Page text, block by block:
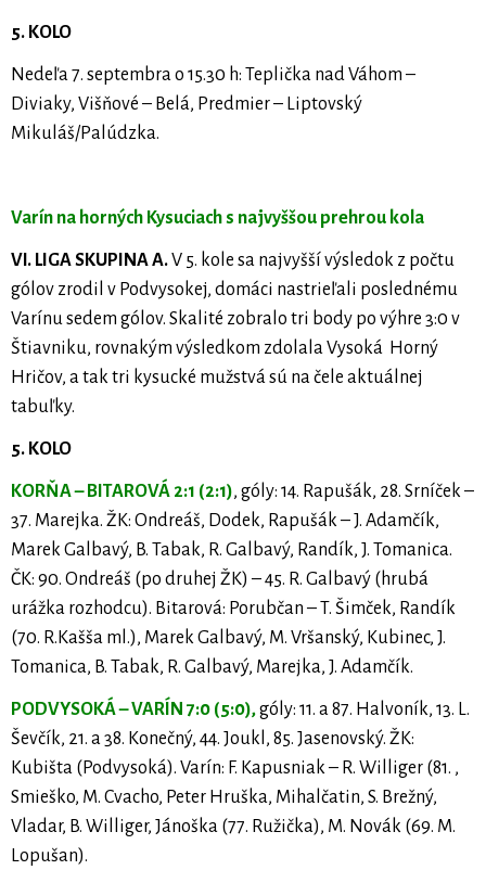
5. KOLO
Nedeľa 7. septembra o 15.30 h: Teplička nad Váhom –
Diviaky, Višňové – Belá, Predmier – Liptovský
Mikuláš/Palúdzka.
Varín na horných Kysuciach s najvyššou prehrou kola
VI. LIGA SKUPINA A.V 5. kole sa najvyšší výsledok z počtu
gólov zrodil v Podvysokej, domáci nastrieľali poslednému
Varínu sedem gólov. Skalité zobralo tri body po výhre 3:0 v
Štiavniku, rovnakým výsledkom zdolala Vysoká Horný
Hričov, a tak tri kysucké mužstvá sú na čele aktuálnej
tabuľky.
5. KOLO
KORŇA – BITAROVÁ 2:1 (2:1), góly: 14. Rapušák, 28. Srníček –
37. Marejka. ŽK: Ondreáš, Dodek, Rapušák – J. Adamčík,
Marek Galbavý, B. Tabak, R. Galbavý, Randík, J. Tomanica.
ČK: 90. Ondreáš (po druhej ŽK) – 45. R. Galbavý (hrubá
urážka rozhodcu). Bitarová: Porubčan – T. Šimček, Randík
(70. R.Kašša ml.), Marek Galbavý, M. Vršanský, Kubinec, J.
Tomanica, B. Tabak, R. Galbavý, Marejka, J. Adamčík.
PODVYSOKÁ – VARÍN 7:0 (5:0), góly: 11. a 87. Halvoník, 13. L.
Ševčík, 21. a 38. Konečný, 44. Joukl, 85. Jasenovský. ŽK:
Kubišta (Podvysoká). Varín: F. Kapusniak – R. Williger (81. ,
Smieško, M. Cvacho, Peter Hruška, Mihalčatin, S. Brežný,
Vladar, B. Williger, Jánoška (77. Ružička), M. Novák (69. M.
Lopušan).